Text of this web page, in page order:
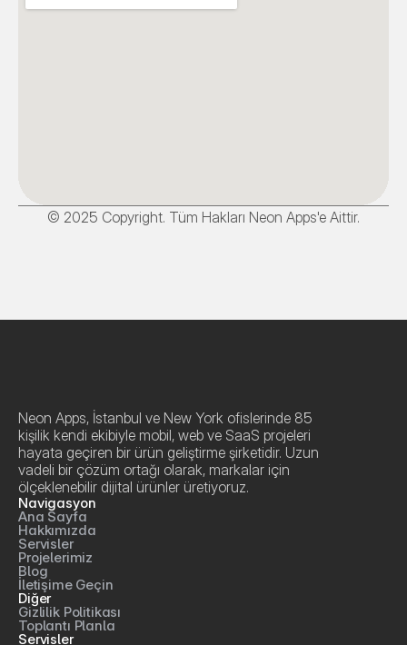
© 2025 Copyright. Tüm Hakları Neon Apps'e Aittir.
Neon Apps, İstanbul ve New York ofislerinde 85
kişilik kendi ekibiyle mobil, web ve SaaS projeleri
hayata geçiren bir ürün geliştirme şirketidir. Uzun
vadeli bir çözüm ortağı olarak, markalar için
ölçeklenebilir dijital ürünler üretiyoruz.
Navigasyon
Ana Sayfa
Hakkımızda
Servisler
Projelerimiz
Blog
İletişime Geçin
Diğer
Gizlilik Politikası
Toplantı Planla
Servisler